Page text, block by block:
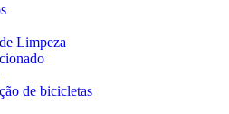
Limpeza
de bicicletas